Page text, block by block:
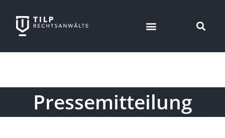
Pressemitteilung